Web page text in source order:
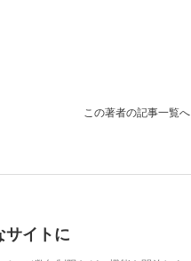
この著者の記事一覧へ
サイトに